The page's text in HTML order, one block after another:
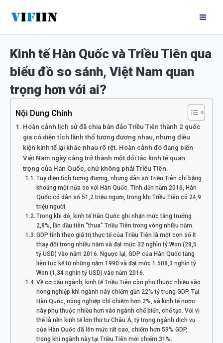
nội
dungKinh tế Hàn Quốc và Triều Tiên qua
biểu đồ so sánh, Việt Nam quan
trọng hơn với ai?
Nội Dung Chính
Hoàn cảnh lịch sử đã chia bán đảo Triều Tiên thành 2 quốc
gia có diện tích lãnh thổ tương đương nhau, nhưng điều
kiện kinh tế lại khác nhau rõ rệt. Hoàn cảnh đó đang biến
Việt Nam ngày càng trở thành một đối tác kinh tế quan
trọng của Hàn Quốc, chứ không phải Triều Tiên.
Tuy diện tích tương đương, nhưng dân số Triều Tiên chỉ bằng
khoảng một nửa so với Hàn Quốc. Tính đến năm 2016, Hàn
Quốc có dân số 51,2 triệu người, trong khi Triều Tiên có 24,9
triệu người.
Trong khi đó, kinh tế Hàn Quốc ghi nhận mức tăng trưởng
2,8%, lần đầu tiên “thua” Triều Tiên trong vòng nhiều năm.
GDP tính theo giá trị thực tế của Triều Tiên là một con số ít
thay đổi trong nhiều năm và đạt mức 32 nghìn tỷ Won (28,5
tỷ USD) vào năm 2016. Ngược lại, GDP của Hàn Quốc tăng
liên tục kể từ những năm 1990 và đạt mức 1.508,3 nghìn tỷ
Won (1,34 nghìn tỷ USD) vào năm 2016.
Về cơ cấu ngành, kinh tế Triều Tiên còn phụ thuộc nhiều vào
nông nghiệp khi ngành này chiếm gần 22% tỷ trọng GDP. Tại
Hàn Quốc, nông nghiệp chỉ chiếm hơn 2%, và kinh tế nước
này phụ thuộc nhiều hơn vào ngành chế biến, chế tạo. Với vị
thế là nền kinh tế lớn thứ tư Châu Á, tỷ trọng ngành dịch vụ
của Hàn Quốc đã lên mức rất cao, chiếm hơn 59% GDP,
trong khi ngành này tại Triều Tiên mới chiếm 31%.